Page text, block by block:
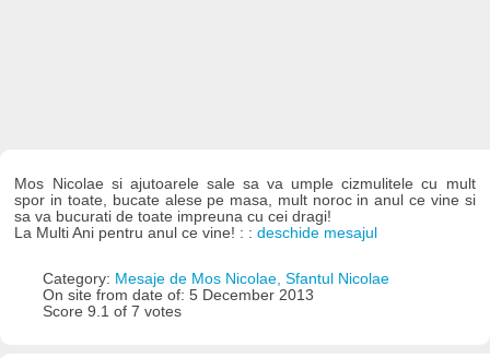
Mos Nicolae si ajutoarele sale sa va umple cizmulitele cu mult
spor in toate, bucate alese pe masa, mult noroc in anul ce vine si
sa va bucurati de toate impreuna cu cei dragi!
La Multi Ani pentru anul ce vine! : :deschide mesajul
Category: Mesaje de Mos Nicolae, Sfantul Nicolae
On site from date of: 5 December 2013
Score 9.1 of 7 votes